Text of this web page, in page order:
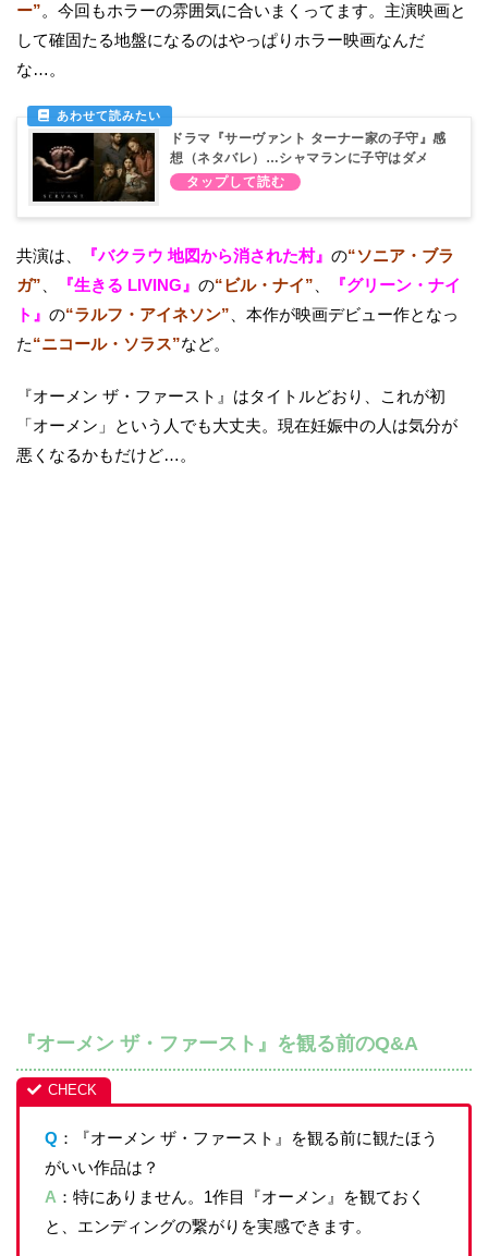
ー”。今回もホラーの雰囲気に合いまくってます。主演映画と
して確固たる地盤になるのはやっぱりホラー映画なんだ
な…。
ドラマ『サーヴァント ターナー家の子守』感
想（ネタバレ）…シャマランに子守はダメ
だ！
共演は、 『バクラウ 地図から消された村』 の“ソニア・ブラ
ガ”
『生きる LIVING』 の“ビル・ナイ”
『グリーン・ナイ
ト』 の“ラルフ・アイネソン” 、本作が映画デビュー作となっ
た“ニコール・ソラス”など。
『オーメン ザ・ファースト』はタイトルどおり、これが初
「オーメン」という人でも大丈夫。現在妊娠中の人は気分が
悪くなるかもだけど…。
『オーメン ザ・ファースト』を観る前のQ&A
Q ：『オーメン ザ・ファースト』を観る前に観たほう
がいい作品は？
A ：特にありません。1作目『オーメン』を観ておく
と、エンディングの繋がりを実感できます。